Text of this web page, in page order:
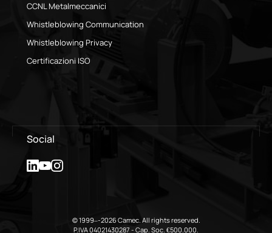
CCNL Metalmeccanici
Whistleblowing Communication
Whistleblowing Privacy
Certificazioni ISO
Social
© 1999–-2026 Camec. All rights reserved.
P.IVA 04021430287 - Cap. Soc. €500.000.